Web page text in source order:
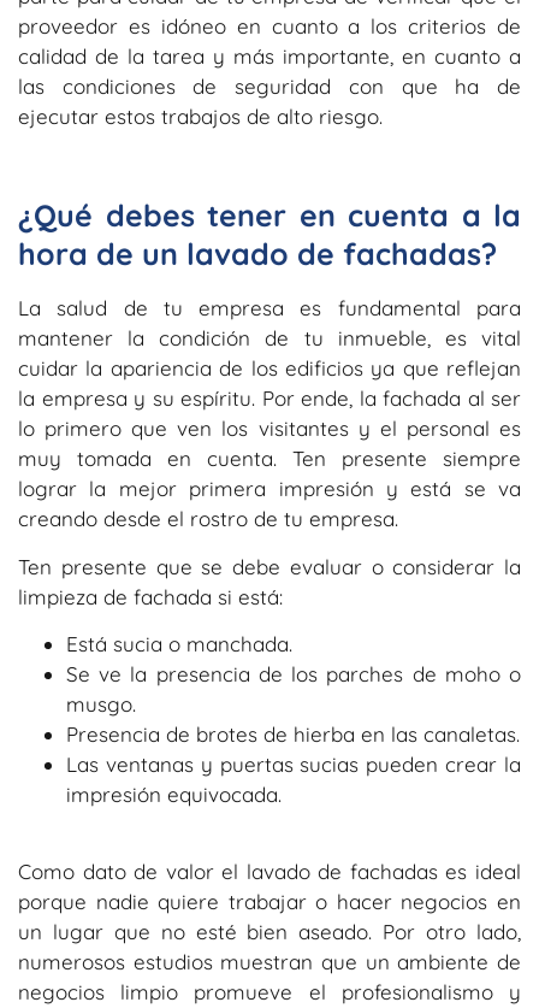
proveedor es idóneo en cuanto a los criterios de
calidad de la tarea y más importante, en cuanto a
las condiciones de seguridad con que ha de
ejecutar estos trabajos de alto riesgo.
¿Qué debes tener en cuenta a la
hora de un lavado de fachadas?
La salud de tu empresa es fundamental para
mantener la condición de tu inmueble, es vital
cuidar la apariencia de los edificios ya que reflejan
la empresa y su espíritu. Por ende, la fachada al ser
lo primero que ven los visitantes y el personal es
muy tomada en cuenta. Ten presente siempre
lograr la mejor primera impresión y está se va
creando desde el rostro de tu empresa.
Ten presente que se debe evaluar o considerar la
limpieza de fachada si está:
Está sucia o manchada.
Se ve la presencia de los parches de moho o
musgo.
Presencia de brotes de hierba en las canaletas.
Las ventanas y puertas sucias pueden crear la
impresión equivocada.
Como dato de valor el lavado de fachadas es ideal
porque nadie quiere trabajar o hacer negocios en
un lugar que no esté bien aseado. Por otro lado,
numerosos estudios muestran que un ambiente de
negocios limpio promueve el profesionalismo y